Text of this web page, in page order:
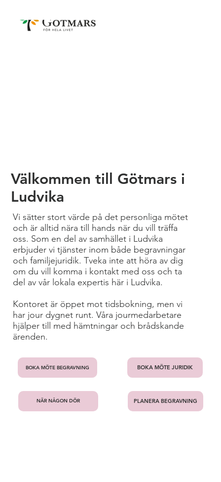
Välkommen till Götmars i
Ludvika
Vi sätter stort värde på det personliga mötet
och är alltid nära till hands när du vill träffa
oss. Som en del av samhället i Ludvika
erbjuder vi tjänster inom både begravningar
och familjejuridik. Tveka inte att höra av dig
om du vill komma i kontakt med oss och ta
del av vår lokala expertis här i Ludvika.
Kontoret är öppet mot tidsbokning, men vi
har jour dygnet runt. Våra jourmedarbetare
hjälper till med hämtningar och brådskande
ärenden.
BOKA MÖTE JURIDIK
BOKA MÖTE BEGRAVNING
PLANERA BEGRAVNING
NÄR NÅGON DÖR